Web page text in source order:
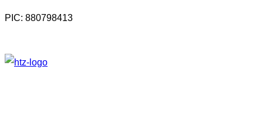
PIC: 880798413